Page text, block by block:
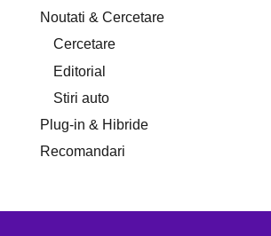
Noutati & Cercetare
Cercetare
Editorial
Stiri auto
Plug-in & Hibride
Recomandari